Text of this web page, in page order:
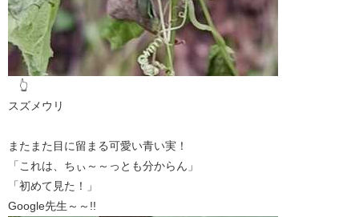
👆
スズメウリ
またまた目に留まる可愛い青い実！
「これは、ちぃ～～っとも分からん」
「初めて見た！」
Google先生～～!!